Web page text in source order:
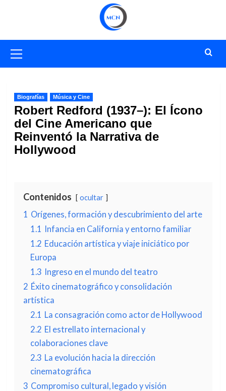
primario
Biografías Música y Cine
Robert Redford (1937–): El Ícono
del Cine Americano que
Reinventó la Narrativa de
Hollywood
Contenidos ocultar
1 Orígenes, formación y descubrimiento del arte
1.1 Infancia en California y entorno familiar
1.2 Educación artística y viaje iniciático por
Europa
1.3 Ingreso en el mundo del teatro
2 Éxito cinematográfico y consolidación
artística
2.1 La consagración como actor de Hollywood
2.2 El estrellato internacional y
colaboraciones clave
2.3 La evolución hacia la dirección
cinematográfica
3 Compromiso cultural, legado y visión